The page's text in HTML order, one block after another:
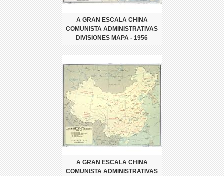
A GRAN ESCALA CHINA
COMUNISTA ADMINISTRATIVAS
DIVISIONES MAPA - 1956
A GRAN ESCALA CHINA
COMUNISTA ADMINISTRATIVAS